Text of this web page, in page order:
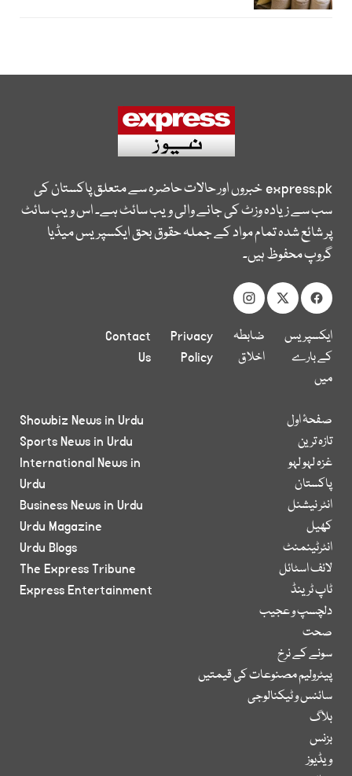
express.pkخبروں اور حالات حاضرہ سے متعلق پاکستان کی
سب سے زیادہ وزٹ کی جانے والی ویب سائٹ ہے۔ اس ویب سائٹ
پر شائع شدہ تمام مواد کے جملہ حقوق بحق ایکسپریس میڈیا
گروپ محفوظ ہیں۔
ایکسپریس
کے بارے
میں
ضابطہ
اخلاق
Privacy
Policy
Contact
Us
صفحۂ اول
تازہ ترین
غزہ لہو لہو
پاکستان
انٹر نیشنل
کھیل
انٹرٹینمنٹ
لائف اسٹائل
ٹاپ ٹرینڈ
دلچسپ و عجیب
صحت
سونے کے نرخ
پیٹرولیم مصنوعات کی قیمتیں
سائنس و ٹیکنالوجی
بلاگ
بزنس
ویڈیوز
Showbiz News in Urdu
Sports News in Urdu
International News in
Urdu
Business News in Urdu
Urdu Magazine
Urdu Blogs
The Express Tribune
Express Entertainment